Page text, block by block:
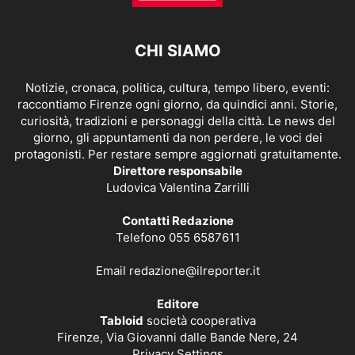
CHI SIAMO
Notizie, cronaca, politica, cultura, tempo libero, eventi:
raccontiamo Firenze ogni giorno, da quindici anni. Storie,
curiosità, tradizioni e personaggi della città. Le news del
giorno, gli appuntamenti da non perdere, le voci dei
protagonisti. Per restare sempre aggiornati gratuitamente.
Direttore responsabile
Ludovica Valentina Zarrilli
Contatti Redazione
Telefono 055 6587611
Email redazione@ilreporter.it
Editore
Tabloid società cooperativa
Firenze, Via Giovanni dalle Bande Nere, 24